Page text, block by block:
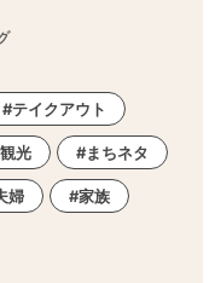
テイクアウト
観光 まちネタ
婦 家族